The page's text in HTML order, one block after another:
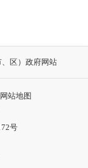
、区）政府网站
网站地图
号